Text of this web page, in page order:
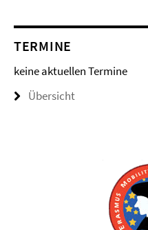
TERMINE
keine aktuellen Termine
Übersicht